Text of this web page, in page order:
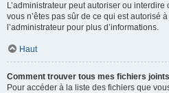
L’administrateur peut autoriser ou
vous n’êtes pas sûr de ce qui est autorisé
l’administrateur pour plus d’informations.
Haut
Comment trouver tous mes fichiers
Pour accéder à la liste des fichiers que